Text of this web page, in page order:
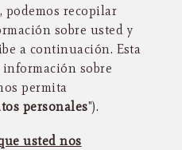
podemos recopilar
sobre usted y
a continuación. Esta
sobre
permita
personales").
usted nos